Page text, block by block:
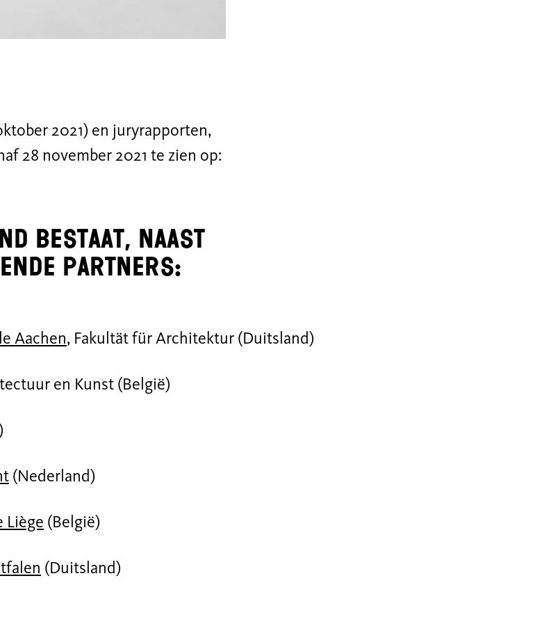
2021) en juryrapporten,
28 november 2021 te zien op:
bestaat, naast
partners:
Aachen, Fakultät für Architektur (Duitsland)
en Kunst (België)
(Nederland)
Liège (België)
(Duitsland)